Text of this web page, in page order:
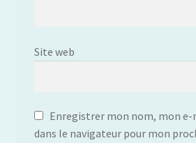
Site web
Enregistrer mon nom, mon
dans le navigateur pour mon